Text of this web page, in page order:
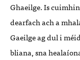
Ghaeilge. Is
dearfach ach a
Gaeilge ag dul i
bliana, sna